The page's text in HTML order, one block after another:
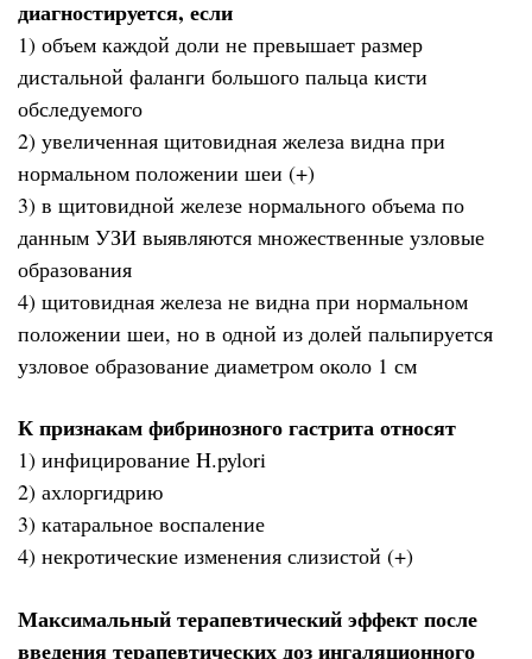
диагностируется, если
1) объем каждой доли не превышает размер
дистальной фаланги большого пальца кисти
обследуемого
2) увеличенная щитовидная железа видна при
нормальном положении шеи (+)
3) в щитовидной железе нормального объема по
данным УЗИ выявляются множественные узловые
образования
4) щитовидная железа не видна при нормальном
положении шеи, но в одной из долей пальпируется
узловое образование диаметром около 1 см
К признакам фибринозного гастрита относят
1) инфицирование H.pylori
2) ахлоргидрию
3) катаральное воспаление
4) некротические изменения слизистой (+)
Максимальный терапевтический эффект после
введения терапевтических доз ингаляционного